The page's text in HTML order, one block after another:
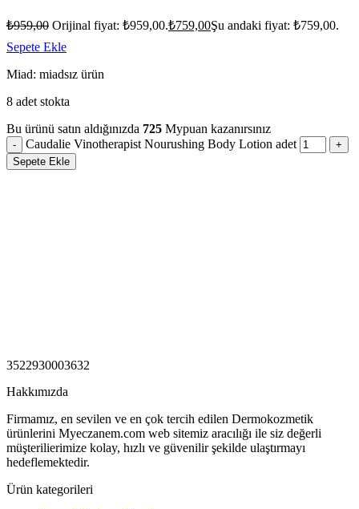
₺959,00 Orijinal fiyat: ₺959,00.₺759,00Şu andaki fiyat: ₺759,00.
Sepete Ekle
Miad: miadsız ürün
8 adet stokta
Bu ürünü satın aldığınızda 725 Mypuan kazanırsınız
Caudalie Vinotherapist Nourushing Body Lotion adet
Sepete Ekle
3522930003632
Hakkımızda
Firmamız, en sevilen ve en çok tercih edilen Dermokozmetik
ürünlerini Myeczanem.com web sitemiz aracılığı ile siz değerli
müşterilierimize kolay, hızlı ve güvenilir şekilde ulaştırmayı
hedeflemektedir.
Ürün kategorileri